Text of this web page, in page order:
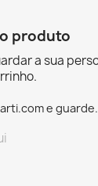
produto
a sua
e guarde.